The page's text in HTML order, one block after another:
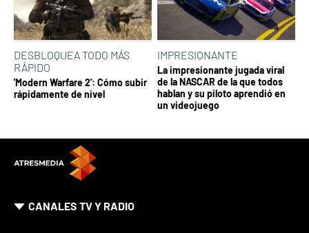
DESBLOQUEA TODO MÁS
RÁPIDO
'Modern Warfare 2': Cómo subir
rápidamente de nivel
IMPRESIONANTE
La impresionante jugada viral
de la NASCAR de la que todos
hablan y su piloto aprendió en
un videojuego
CANALES TV Y RADIO